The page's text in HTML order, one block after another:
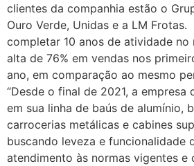
clientes da companhia estão o
Ouro Verde, Unidas e a LM
completar 10 anos de atividade no
alta de 76% em vendas nos
ano, em comparação ao mesmo
“Desde o final de 2021, a empresa
em sua linha de baús de alumínio,
carrocerias metálicas e cabines
buscando leveza e funcionalidade
atendimento às normas vigentes e